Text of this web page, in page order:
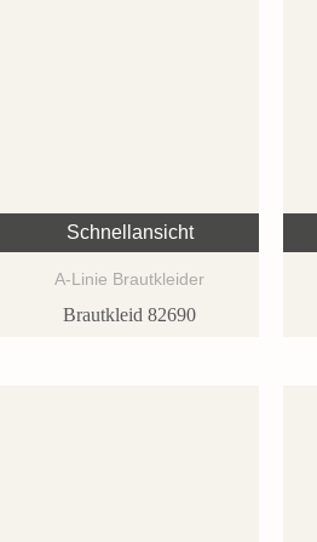
Schnellansicht
A-Linie Brautkleider
Brautkleid 82690